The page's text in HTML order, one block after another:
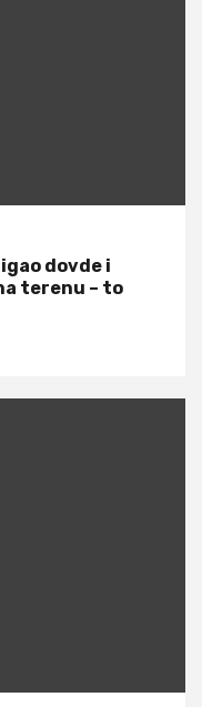
dovde i
terenu – to